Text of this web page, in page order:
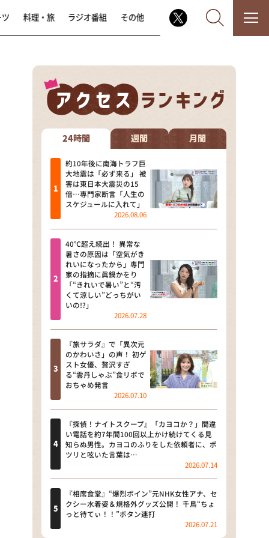
なるみ・岡村の過ぎるTV
相席食堂
これ余談なんですけど・・・
～人生密着トークバラエティ！
～ やすとものいたって真剣です
探偵！ナイトスクープ
news おかえり
河合＆A.B.C-Z塚田×福井アナ
「なんでやねん！？」（news お
かえり）
DAIGOも台所 ～きょうの献立 何
にする？～
本日はダイアンなり！シーズン２
朝だ！生です旅サラダ
教えて！ニュースライブ 正義の
ミカタ
ＬＩＦＥ～夢のカタチ～
新婚さんいらっしゃい！
ポツンと一軒家
ザキ山小屋本館
料理・旅 ラジオ番組 その他
24時間 週間 月間
約10年後に南海トラフ巨
大地震は「必ず来る」 被
害は東日本大震災の15
倍…専門家断言「人生の
スケジュールに入れて」
2026.08.06
40℃超え続出！ 異常な
暑さの原因は「空気がき
れいになったから」専門
家の指摘に眞鍋かをり
「“きれいで暑い”と“汚
くて涼しい”どっちがい
いの!?」
2026.07.28
『旅サラダ』で「異次元
のかわいさ」の声！ 初ゲ
スト女優、贅沢すぎ
る“雲丹しゃぶ”食リポで
おちゃめ発言
2026.07.10
『探偵！ナイトスクープ』「カヨコか？」間違
い電話を約7年間100回以上かけ続けてくる見
知らぬ男性。カヨコのふりをした依頼者に、ポ
ツリと呟いた言葉は…
2026.07.14
『相席食堂』“爆烈ボイン”元NHK女性アナ、セ
クシー水着姿＆規格外グッズ公開！ 千鳥“ちょ
っと待てぃ！！”ボタン連打
2026.07.21